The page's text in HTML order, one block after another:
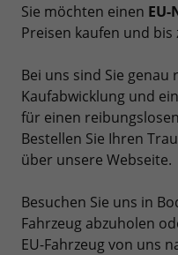
Sie möchten einen
Preisen kaufen und bis
Bei uns sind Sie genau
Kaufabwicklung und
für einen
Bestellen Sie Ihren
über unsere Webseite.
Besuchen Sie uns in
Fahrzeug abzuholen
EU-Fahrzeug von uns